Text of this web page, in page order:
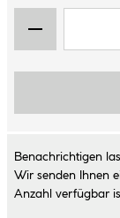
Benachrichtigen
Wir senden Ihnen
Anzahl verfügbar